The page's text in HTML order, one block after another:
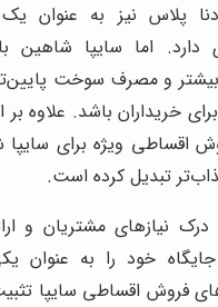
پلاس نیز به عنوان یک
دارد. اما سایپا شاهین
بیشتر و مصرف سوخت
خریداران باشد. علاوه بر
اقساطی ویژه برای
تبدیل کرده است.
درک نیازهای مشتریان و
خود را به عنوان
فروش اقساطی سایپا